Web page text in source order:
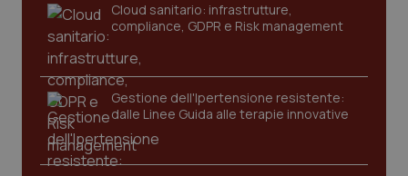
Cloud sanitario: infrastrutture,
compliance, GDPR e Risk management
Gestione dell'Ipertensione resistente:
dalle Linee Guida alle terapie innovative